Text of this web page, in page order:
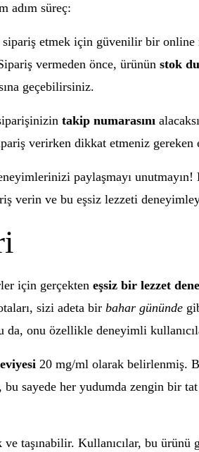
adım süreç:
etmek için güvenilir bir
vermeden önce, ürünün stok
geçebilirsiniz.
takip numarasını
verirken dikkat etmeniz
paylaşmayı
verin ve bu eşsiz lezzeti
için gerçekten eşsiz bir lezzet
sizi adeta bir bahar gününde
da, onu özellikle deneyimli
20 mg/ml olarak belirlenmiş.
sayede her yudumda zengin bir
taşınabilir. Kullanıcılar, bu